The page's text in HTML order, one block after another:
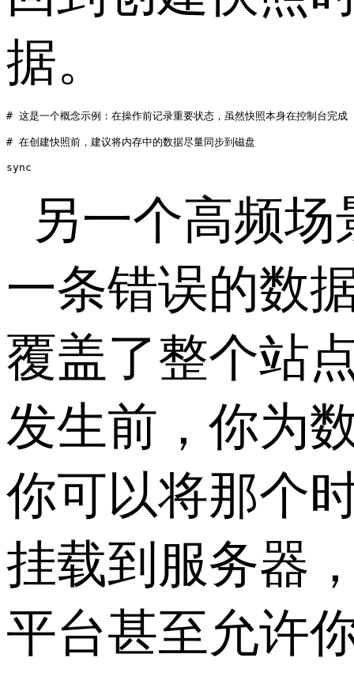
据。
# 这是一个概念示例：在操作前记录重要状态，虽然快照本身在控制台完成
# 在创建快照前，建议将内存中的数据尽量同步到磁盘
sync
另一个高频
一条错误的数
覆盖了整个站
发生前，你为
你可以将那个
挂载到服务器
平台甚至允许